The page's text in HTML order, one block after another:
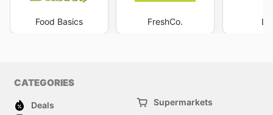
Food Basics FreshCo.
CATEGORIES
Deals
Supermarkets